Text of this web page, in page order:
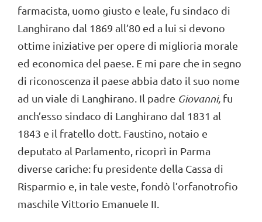
farmacista, uomo giusto e leale, fu sindaco di
Langhirano dal 1869 all’80 ed a lui si devono
ottime iniziative per opere di miglioria morale
ed economica del paese. E mi pare che in segno
di riconoscenza il paese abbia dato il suo nome
ad un viale di Langhirano. Il padre Giovanni, fu
anch’esso sindaco di Langhirano dal 1831 al
1843 e il fratello dott. Faustino, notaio e
deputato al Parlamento, ricoprì in Parma
diverse cariche: fu presidente della Cassa di
Risparmio e, in tale veste, fondò l’orfanotrofio
maschile Vittorio Emanuele II.